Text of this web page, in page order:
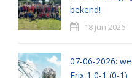
bekend!
18 jun 2026
07-06-2026:
Erix 1 0-1 (0-1)